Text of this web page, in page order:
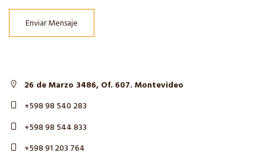
Enviar Mensaje
26 de Marzo 3486, Of. 607. Montevideo
+598 98 540 283
+598 98 544 833
+598 91 203 764